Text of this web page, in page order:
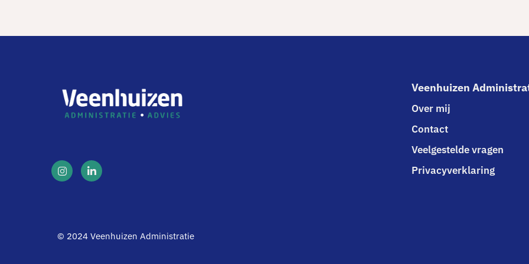
Veenhuizen
Over mij
Contact
Veelgestelde vragen
Privacyverklaring
© 2024 Veenhuizen Administratie